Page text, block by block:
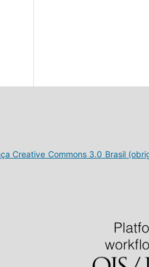
Creative Commons 3.0 Brasil